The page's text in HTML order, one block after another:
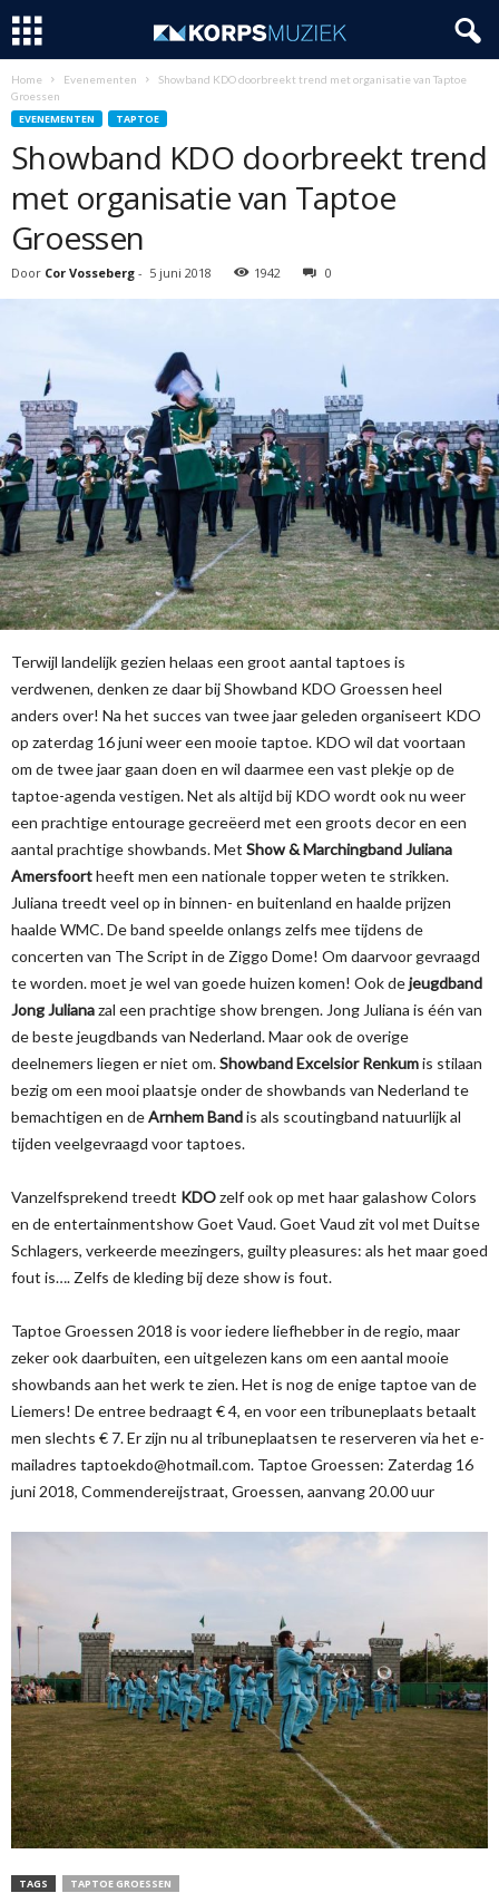
Home Evenementen
Showband KDO doorbreekt trend met organisatie van Taptoe
Groessen
EVENEMENTEN TAPTOE
Showband KDO doorbreekt trend
met organisatie van Taptoe
Groessen
Door Cor Vosseberg - 5 juni 2018 1942 0
Terwijl landelijk gezien helaas een groot aantal taptoes is
verdwenen, denken ze daar bij Showband KDO Groessen heel
anders over! Na het succes van twee jaar geleden organiseert KDO
op zaterdag 16 juni weer een mooie taptoe. KDO wil dat voortaan
om de twee jaar gaan doen en wil daarmee een vast plekje op de
taptoe-agenda vestigen. Net als altijd bij KDO wordt ook nu weer
een prachtige entourage gecreëerd met een groots decor en een
aantal prachtige showbands. Met Show & Marchingband Juliana
Amersfoortheeft men een nationale topper weten te strikken.
Juliana treedt veel op in binnen- en buitenland en haalde prijzen
haalde WMC. De band speelde onlangs zelfs mee tijdens de
concerten van The Script in de Ziggo Dome! Om daarvoor gevraagd
te worden. moet je wel van goede huizen komen! Ook dejeugdband
Jong Julianazal een prachtige show brengen. Jong Juliana is één van
de beste jeugdbands van Nederland. Maar ook de overige
deelnemers liegen er niet om.Showband Excelsior Renkumis stilaan
bezig om een mooi plaatsje onder de showbands van Nederland te
bemachtigen en deArnhem Bandis als scoutingband natuurlijk al
tijden veelgevraagd voor taptoes.
Vanzelfsprekend treedt KDOzelf ook op met haar galashow Colors
en de entertainmentshow Goet Vaud. Goet Vaud zit vol met Duitse
Schlagers, verkeerde meezingers, guilty pleasures: als het maar goed
fout is…. Zelfs de kleding bij deze show is fout.
Taptoe Groessen 2018 is voor iedere liefhebber in de regio, maar
zeker ook daarbuiten, een uitgelezen kans om een aantal mooie
showbands aan het werk te zien. Het is nog de enige taptoe van de
Liemers! De entree bedraagt € 4, en voor een tribuneplaats betaalt
men slechts € 7. Er zijn nu al tribuneplaatsen te reserveren via het e-
mailadres taptoekdo@hotmail.com. Taptoe Groessen: Zaterdag 16
juni 2018, Commendereijstraat, Groessen, aanvang 20.00 uur
TAGS TAPTOE GROESSEN